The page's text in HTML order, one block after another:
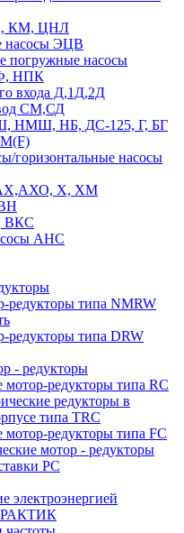
КМ, ЦНЛ
насосы ЭЦВ
погружные насосы
НПК
входа Д,1Д,2Д
СМ,СД
НМШ, НБ, ДС-125, Г, БГ
горизонтальные насосы
АХ,АХО, Х, ХМ
ВКС
АНС
редукторы типа NMRW
редукторы типа DRW
- редукторы
редукторы типа RC
редукторы в
типа TRC
редукторы типа FC
мотор - редукторы
PC
электроэнергией